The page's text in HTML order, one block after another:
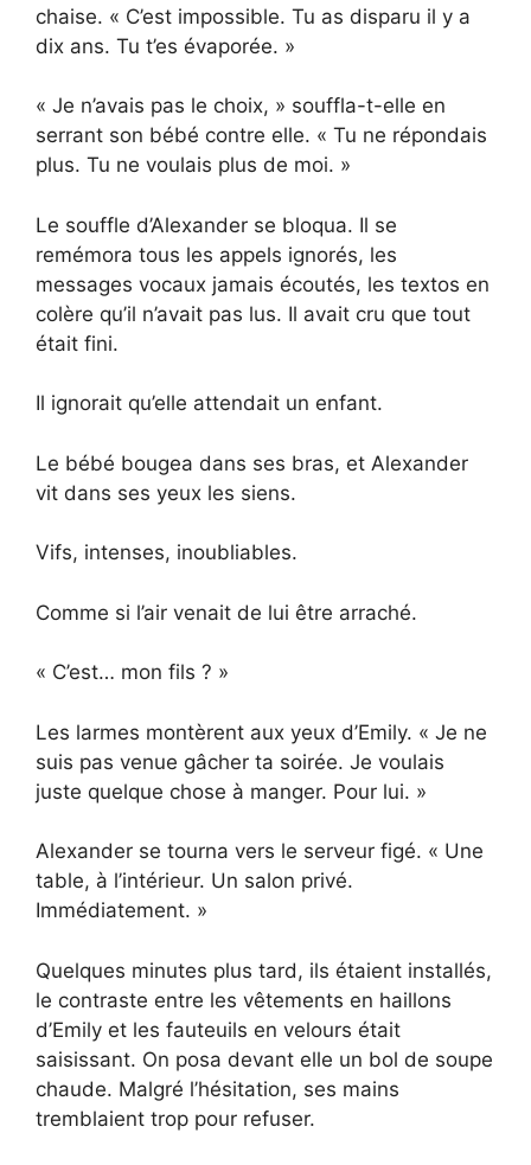
chaise. « C’est impossible. Tu as disparu il y a
dix ans. Tu t’es évaporée. »
« Je n’avais pas le choix, » souffla-t-elle en
serrant son bébé contre elle. « Tu ne répondais
plus. Tu ne voulais plus de moi. »
Le souffle d’Alexander se bloqua. Il se
remémora tous les appels ignorés, les
messages vocaux jamais écoutés, les textos en
colère qu’il n’avait pas lus. Il avait cru que tout
était fini.
Il ignorait qu’elle attendait un enfant.
Le bébé bougea dans ses bras, et Alexander
vit dans ses yeux les siens.
Vifs, intenses, inoubliables.
Comme si l’air venait de lui être arraché.
« C’est… mon fils ? »
Les larmes montèrent aux yeux d’Emily. « Je ne
suis pas venue gâcher ta soirée. Je voulais
juste quelque chose à manger. Pour lui. »
Alexander se tourna vers le serveur figé. « Une
table, à l’intérieur. Un salon privé.
Immédiatement. »
Quelques minutes plus tard, ils étaient installés,
le contraste entre les vêtements en haillons
d’Emily et les fauteuils en velours était
saisissant. On posa devant elle un bol de soupe
chaude. Malgré l’hésitation, ses mains
tremblaient trop pour refuser.